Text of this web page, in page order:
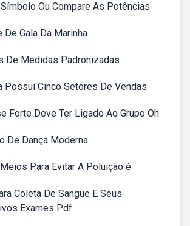
Ou Compare As Potências
De Gala Da Marinha
De Medidas Padronizadas
Possui Cinco Setores De Vendas
Forte Deve Ter Ligado Ao Grupo Oh
De Dança Moderna
Para Evitar A Poluição é
Coleta De Sangue E Seus
Exames Pdf